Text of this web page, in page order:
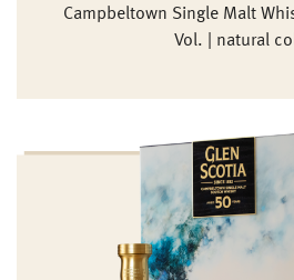
Campbeltown Single Malt
Vol. | natural